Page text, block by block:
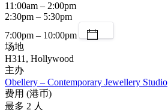
11:00am – 2:00pm
2:30pm – 5:30pm
7:00pm – 10:00pm
场地
H311, Hollywood
主办
Obellery – Contemporary Jewellery Studio
费用 (港币)
最多 2 人